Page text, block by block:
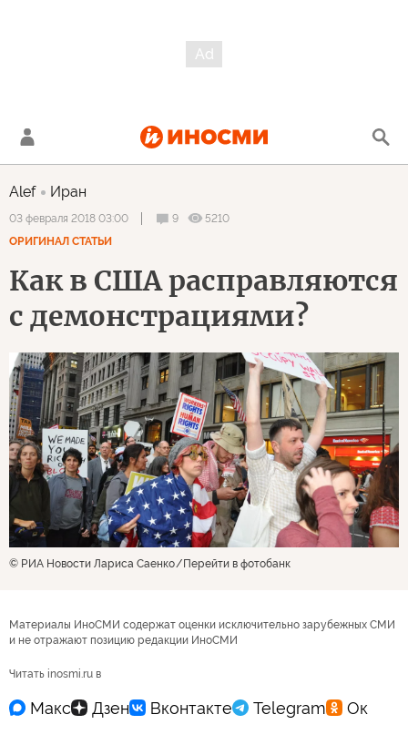
Alef Иран
03 февраля 2018 03:00 9
5210
ОРИГИНАЛ СТАТЬИ
Как в США расправляются
с демонстрациями?
© РИА Новости Лариса Саенко Перейти в фотобанк
Материалы ИноСМИ содержат оценки исключительно зарубежных СМИ
и не отражают позицию редакции ИноСМИ
Читать inosmi.ru в